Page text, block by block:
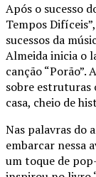
Após o sucesso
Tempos
sucessos da
Almeida inicia o
canção
sobre estruturas
casa, cheio de
Nas palavras do
embarcar nessa
um toque de